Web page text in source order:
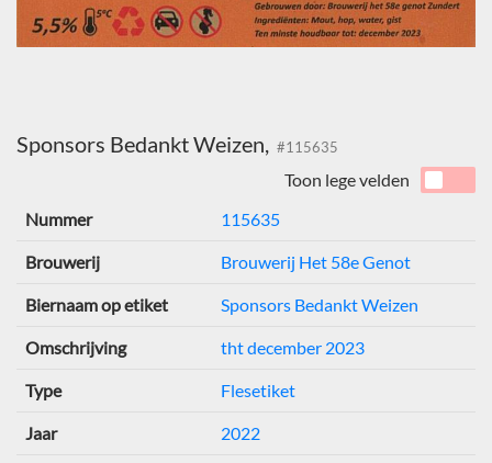
Sponsors Bedankt Weizen, #115635
Toon lege velden
Nummer
115635
Brouwerij Brouwerij Het 58e Genot
Biernaam op etiket Sponsors Bedankt Weizen
Omschrijving tht december 2023
Type Flesetiket
Jaar 2022